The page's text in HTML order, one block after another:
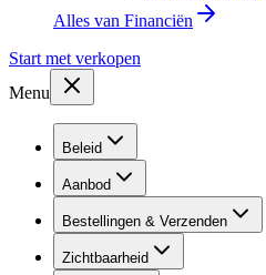
Alles van Financiën
Start met verkopen
Menu
Beleid
Aanbod
Bestellingen & Verzenden
Zichtbaarheid